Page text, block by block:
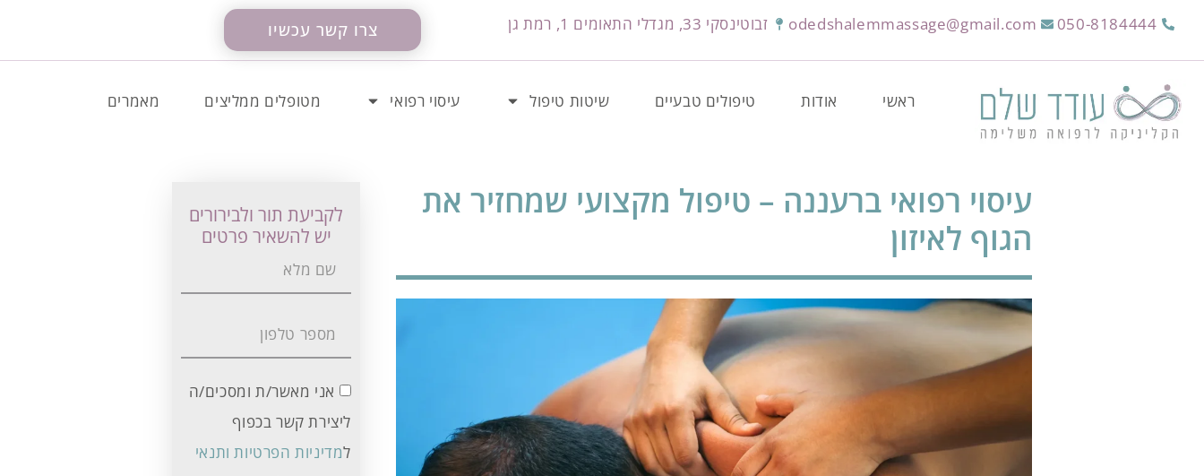
050-8184444
odedshalemmassage@gmail.com זבוטינסקי 33, מגדלי התאומים 1, רמת גן צרו קשר עכשיו
ראשי אודות טיפולים טבעיים שיטות טיפול עיסוי רפואי מטופלים ממליצים מאמרים
עיסוי רפואי ברעננה – טיפול מקצועי שמחזיר את
הגוף לאיזון
לקביעת תור ולבירורים
יש להשאיר פרטים
אני מאשר/ת ומסכים/ה
ליצירת קשר בכפוף
למדיניות הפרטיות ותנאי